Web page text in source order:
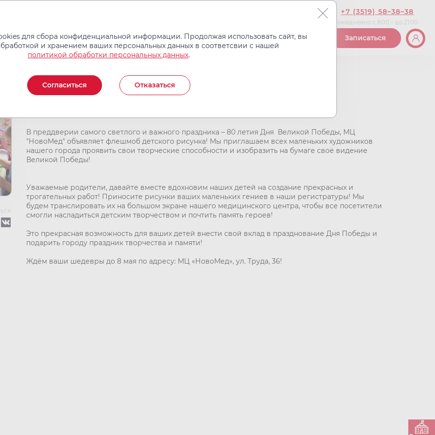
+7 (3519) 58–38–38
ежедневно с 8:00 – до 21:00
Записаться
Флешмоб детского рисунка в НовоМед
В преддверии самого светлого и важного праздника – 80 летия Дня Великой Победы, МЦ
"НовоМед" объявляет флешмоб детского рисунка! Мы приглашаем всех маленьких художников
нашего города проявить свои творческие способности и изобразить на бумаге своё видение
Великой Победы!
Уважаемые родители, давайте вместе вдохновим наших детей на создание прекрасных и
трогательных работ! Приносите рисунки ваших маленьких гениев в наши регистратуры! Мы
будем транслировать их на большом экране нашего медицинского центра, чтобы все посетители
смогли насладиться детским творчеством и почтить память героев!
Это прекрасная возможность для ваших детей внести свой вклад в празднование Дня Победы и
подарить городу праздник творчества и памяти!
Ждём ваши шедевры до 8 мая по адресу: МЦ «НовоМед», ул. Труда, 36!
для сбора конфиденциальной информации. Продолжая использовать сайт, вы
и хранением ваших персональных данных в соответсвии с нашей
политикой обработки персональных данных.
Согласиться Отказаться